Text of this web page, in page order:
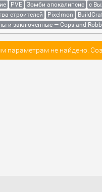
PVE Зомби апокалипсис с
строителей Pixelmon
и заключённые — Cops and
параметрам не найдено.